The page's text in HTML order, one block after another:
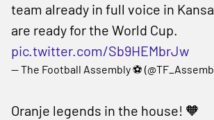
team already in full voice in
are ready for the World Cup.
pic.twitter.com/Sb9HEMbrJw
— The Football Assembly ⚽️
Oranje legends in the house! 🧡